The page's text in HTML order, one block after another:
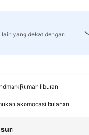
yang dekat dengan
Rumah liburan
akomodasi bulanan